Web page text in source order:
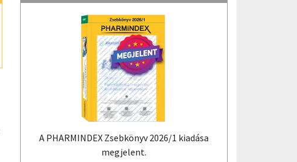
A PHARMINDEX Zsebkönyv 2026/1 kiadása
megjelent.